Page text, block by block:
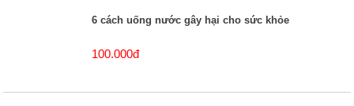
6 cách uống nước gây hại cho sức khỏe
100.000đ